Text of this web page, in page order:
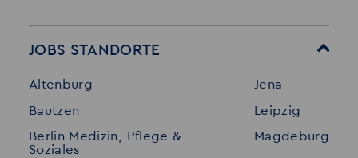
Stellenangebote
Initiativ bewerben
Merkzettel
Referenzen
Interne Jobs
JOBS STANDORTE
Altenburg
Bautzen
Berlin Medizin, Pflege &
Soziales
Jena
Leipzig
Magdeburg